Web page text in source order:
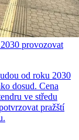
provozovat
od roku 2030
dosud. Cena
ve středu
pražští